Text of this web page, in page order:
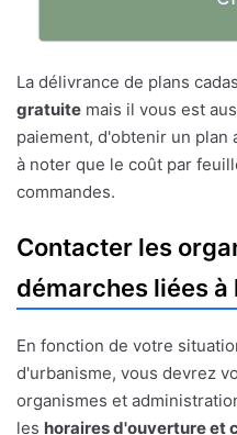
La délivrance de plans
gratuite mais il vous est
paiement, d'obtenir un plan
à noter que le coût par
commandes.
Contacter les
démarches liées
En fonction de votre
d'urbanisme, vous devrez
organismes et
les horaires d'ouverture et